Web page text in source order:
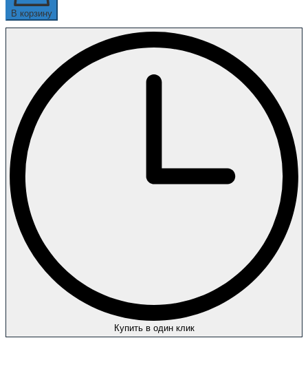
В корзину
Купить в один клик